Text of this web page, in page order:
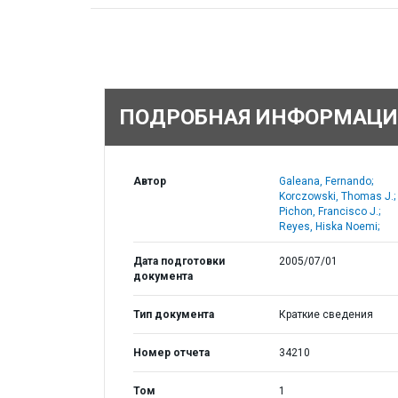
ПОДРОБНАЯ
Автор
Galeana, Fernando;
Korczowski, Thomas J.;
Pichon, Francisco J.;
Reyes, Hiska Noemi;
Дата подготовки
документа
2005/07/01
Тип документа Краткие сведения
Номер отчета 34210
Том 1